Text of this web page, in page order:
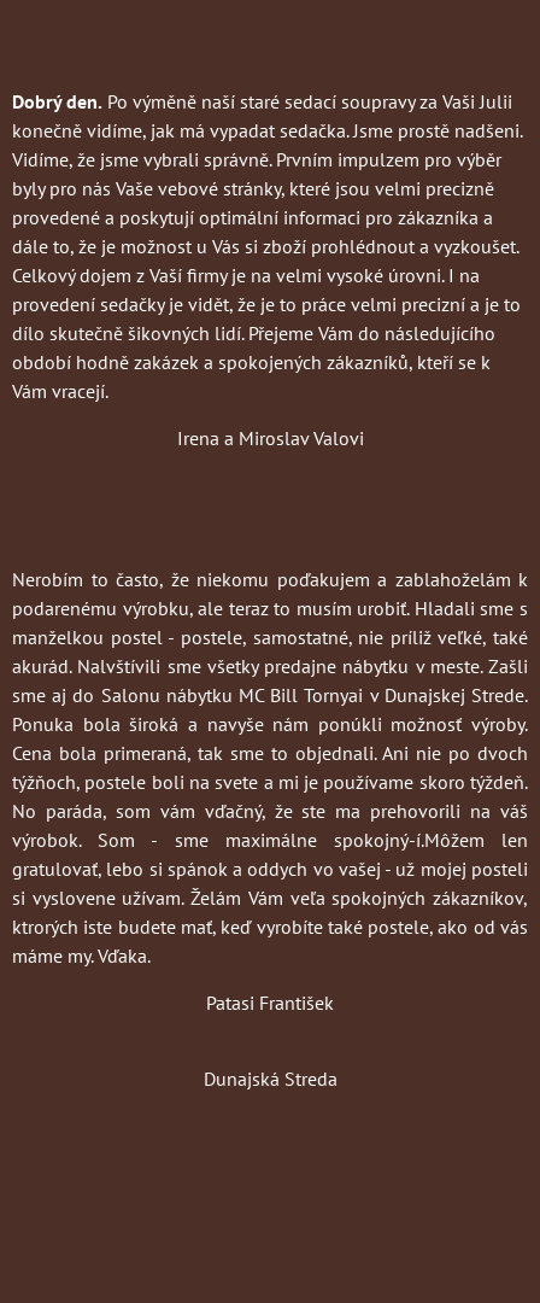
Dobrý den. Po výměně naší staré sedací soupravy za Vaši Julii
konečně vidíme, jak má vypadat sedačka. Jsme prostě nadšeni.
Vidíme, že jsme vybrali správně. Prvním impulzem pro výběr
byly pro nás Vaše vebové stránky, které jsou velmi precizně
provedené a poskytují optimální informaci pro zákazníka a
dále to, že je možnost u Vás si zboží prohlédnout a vyzkoušet.
Celkový dojem z Vaší firmy je na velmi vysoké úrovni. I na
provedení sedačky je vidět, že je to práce velmi precizní a je to
dílo skutečně šikovných lidí. Přejeme Vám do následujícího
období hodně zakázek a spokojených zákazníků, kteří se k
Vám vracejí.
Irena a Miroslav Valovi
Nerobím to často, že niekomu poďakujem a zablahoželám k
podarenému výrobku, ale teraz to musím urobiť. Hladali sme s
manželkou postel - postele, samostatné, nie príliž veľké, také
akurád. Nalvštívili sme všetky predajne nábytku v meste. Zašli
sme aj do Salonu nábytku MC Bill Tornyai v Dunajskej Strede.
Ponuka bola široká a navyše nám ponúkli možnosť výroby.
Cena bola primeraná, tak sme to objednali. Ani nie po dvoch
týžňoch, postele boli na svete a mi je používame skoro týždeň.
No paráda, som vám vďačný, že ste ma prehovorili na váš
výrobok. Som - sme maximálne spokojný-í.Môžem len
gratulovať, lebo si spánok a oddych vo vašej - už mojej posteli
si vyslovene užívam. Želám Vám veľa spokojných zákazníkov,
ktrorých iste budete mať, keď vyrobíte také postele, ako od vás
máme my. Vďaka.
Patasi František
Dunajská Streda